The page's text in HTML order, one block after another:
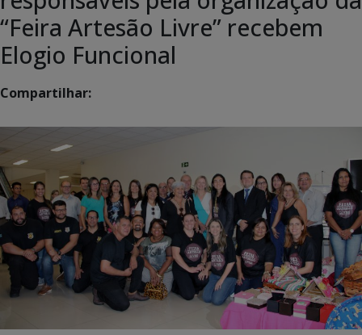
“Feira Artesão Livre” recebem
Elogio Funcional
Compartilhar: